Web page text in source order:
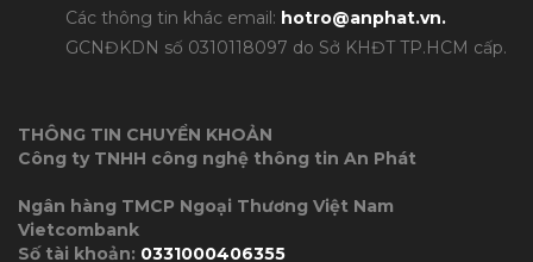
Các thông tin khác email: hotro@anphat.vn.
GCNĐKDN số 0310118097 do Sở KHĐT TP.HCM cấp.
THÔNG TIN CHUYỂN KHOẢN
Công ty TNHH công nghệ thông tin An Phát
Ngân hàng TMCP Ngoại Thương Việt Nam
Vietcombank
Số tài khoản: 0331000406355